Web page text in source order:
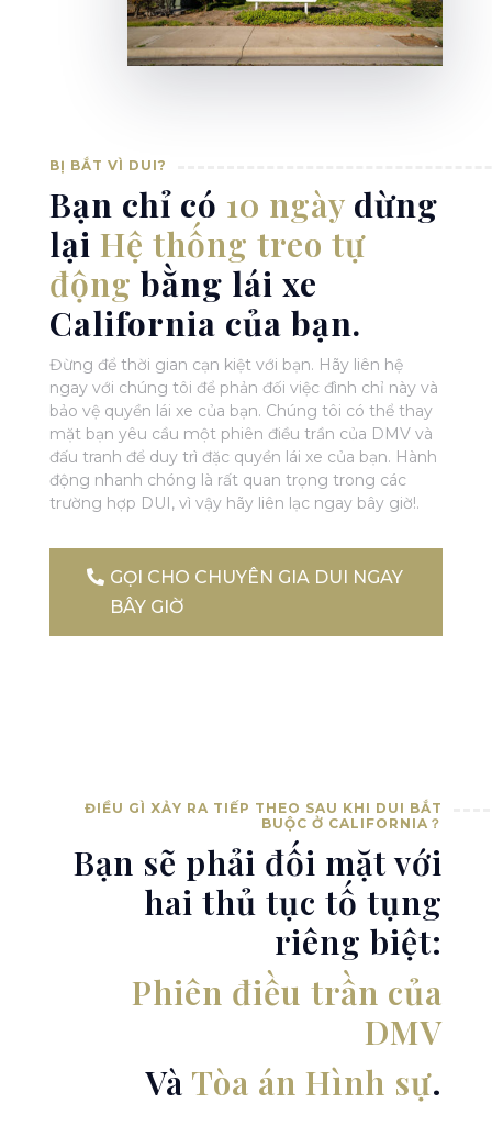
BỊ BẮT VÌ DUI?
Bạn chỉ có 10 ngày dừng
lại Hệ thống treo tự
động bằng lái xe
California của bạn.
Đừng để thời gian cạn kiệt với bạn. Hãy liên hệ
ngay với chúng tôi để phản đối việc đình chỉ này và
bảo vệ quyền lái xe của bạn. Chúng tôi có thể thay
mặt bạn yêu cầu một phiên điều trần của DMV và
đấu tranh để duy trì đặc quyền lái xe của bạn. Hành
động nhanh chóng là rất quan trọng trong các
trường hợp DUI, vì vậy hãy liên lạc ngay bây giờ!.
GỌI CHO CHUYÊN GIA DUI NGAY
BÂY GIỜ
ĐIỀU GÌ XẢY RA TIẾP THEO SAU KHI DUI BẮT
BUỘC Ở CALIFORNIA？
Bạn sẽ phải đối mặt với
hai thủ tục tố tụng
riêng biệt:
Phiên điều trần của
DMV
Và Tòa án Hình sự.